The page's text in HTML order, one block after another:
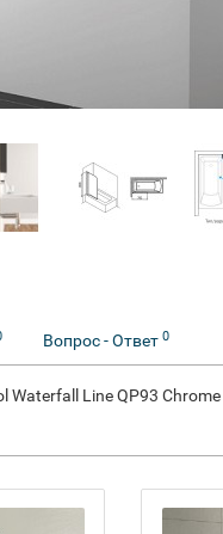
Вопрос - Ответ 0
Waterfall Line QP93 Chrome